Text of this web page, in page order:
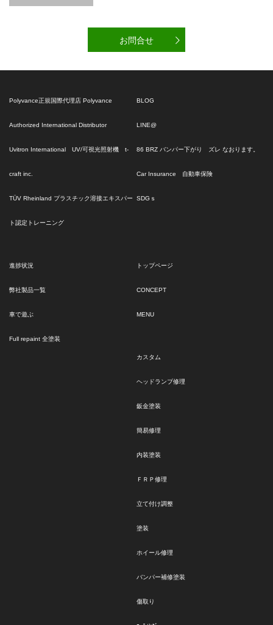
お問合せ
Polyvance正規国際代理店 Polyvance
Authorized International Distributor
Uvitron International UV/可視光照射機 t-
craft inc.
TÜV Rheinland プラスチック溶接エキスパー
ト認定トレーニング
BLOG
LINE@
86 BRZ バンパー下がり ズレ なおります。
Car Insurance 自動車保険
SDGｓ
進捗状況
弊社製品一覧
車で遊ぶ
Full repaint 全塗装
トップページ
CONCEPT
MENU
カスタム
ヘッドランプ修理
鈑金塗装
簡易修理
内装塗装
ＦＲＰ修理
立て付け調整
塗装
ホイール修理
バンパー補修塗装
傷取り